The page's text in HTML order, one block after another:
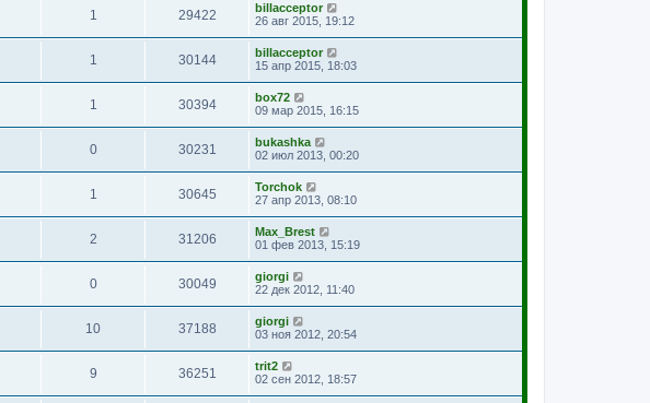
1 29422
billacceptor
26 авг 2015, 19:12
1 30144
billacceptor
15 апр 2015, 18:03
1 30394
box72
09 мар 2015, 16:15
0 30231
bukashka
02 июл 2013, 00:20
1 30645
Torchok
27 апр 2013, 08:10
2 31206
Max_Brest
01 фев 2013, 15:19
0 30049
giorgi
22 дек 2012, 11:40
10 37188
giorgi
03 ноя 2012, 20:54
9 36251
trit2
02 сен 2012, 18:57